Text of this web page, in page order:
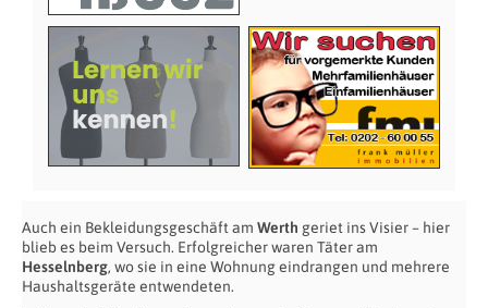
Auch ein Bekleidungsgeschäft am Werth geriet ins Visier – hier
blieb es beim Versuch. Erfolgreicher waren Täter am
Hesselnberg, wo sie in eine Wohnung eindrangen und mehrere
Haushaltsgeräte entwendeten.